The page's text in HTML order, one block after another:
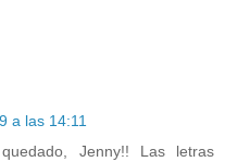
a las 14:11
Jenny!! Las letras